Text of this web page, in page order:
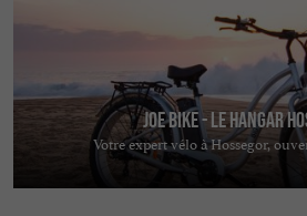
JOE BIKE - Le Hangar
Votre expert vélo à Hossegor,